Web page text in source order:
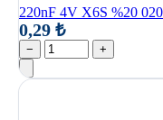
220nF 4V X6S %20
0,29 ₺
− +